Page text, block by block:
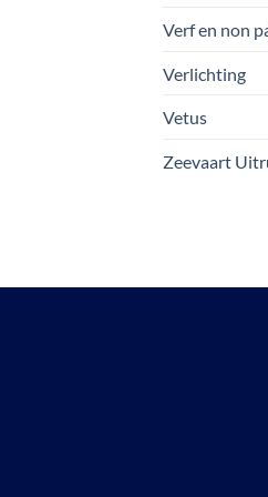
Verf en non
Verlichting
Vetus
Zeevaart